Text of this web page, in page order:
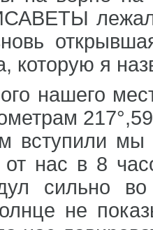
которую я
нашего
вступили
от нас в 8
сильно
не